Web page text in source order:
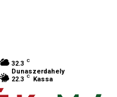
32.3 C
Dunaszerdahely
22.3 C Kassa